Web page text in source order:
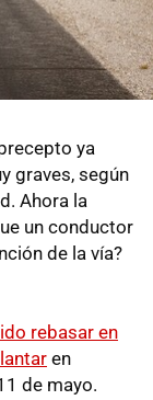
ya
graves, según
Ahora la
un conductor
de la vía?
rebasar en
en
de mayo.